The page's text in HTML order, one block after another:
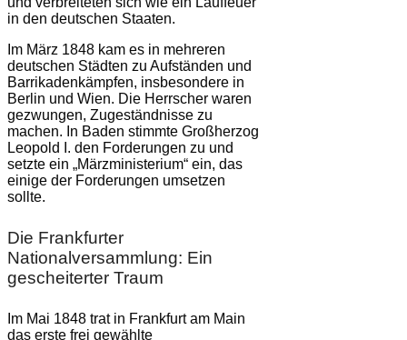
in den deutschen Staaten.
Im März 1848 kam es in mehreren
deutschen Städten zu Aufständen und
Barrikadenkämpfen, insbesondere in
Berlin und Wien. Die Herrscher waren
gezwungen, Zugeständnisse zu
machen. In Baden stimmte Großherzog
Leopold I. den Forderungen zu und
setzte ein „Märzministerium“ ein, das
einige der Forderungen umsetzen
sollte.
Die Frankfurter
Nationalversammlung: Ein
gescheiterter Traum
Im Mai 1848 trat in Frankfurt am Main
das erste frei gewählte